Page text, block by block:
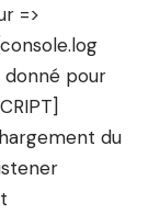
=>
donné pour
du